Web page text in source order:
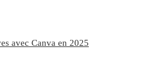
avec Canva en 2025